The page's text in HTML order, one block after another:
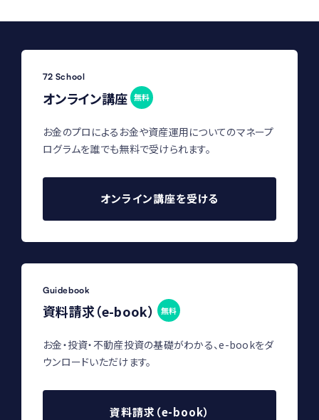
72 School
オンライン講座 無料
お金のプロによるお金や資産運用についてのマネープ
ログラムを誰でも無料で受けられます。
オンライン講座を受ける
Guidebook
資料請求（e-book） 無料
お金・投資・不動産投資の基礎がわかる、e-bookをダ
ウンロードいただけます。
資料請求（e-book）